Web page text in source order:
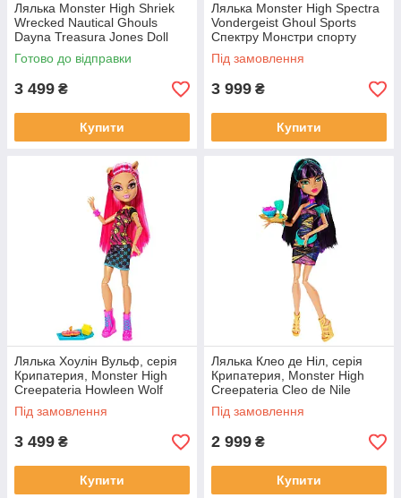
Лялька Monster High Shriek
Wrecked Nautical Ghouls
Dayna Treasura Jones Doll
Дана Трежура Джонс з серії
Готово до відправки
3 499 ₴
Купити
Лялька Monster High Spectra
Vondergeist Ghoul Sports
Спектру Монстри спорту
Під замовлення
3 999 ₴
Купити
Лялька Хоулін Вульф, серія
Крипатерия, Monster High
Creepateria Howleen Wolf
Під замовлення
3 499 ₴
Купити
Лялька Клео де Ніл, серія
Крипатерия, Monster High
Creepateria Cleo de Nile
Під замовлення
2 999 ₴
Купити